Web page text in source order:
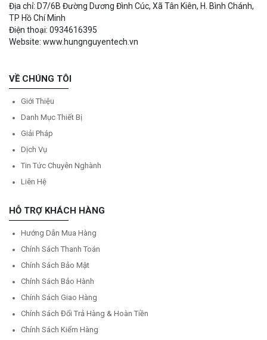
Địa chỉ: D7/6B Đường Dương Đình Cúc, Xã Tân Kiên, H. Bình Chánh,
TP Hồ Chí Minh
Điện thoại: 0934616395
Website: www.hungnguyentech.vn
VỀ CHÚNG TÔI
Giới Thiệu
Danh Mục Thiết Bị
Giải Pháp
Dịch Vụ
Tin Tức Chuyên Nghành
Liên Hệ
HỖ TRỢ KHÁCH HÀNG
Hướng Dẫn Mua Hàng
Chính Sách Thanh Toán
Chính Sách Bảo Mật
Chính Sách Bảo Hành
Chính Sách Giao Hàng
Chính Sách Đổi Trả Hàng & Hoàn Tiền
Chính Sách Kiểm Hàng